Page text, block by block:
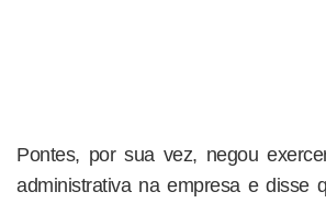
Pontes, por sua vez, negou
administrativa na empresa e disse